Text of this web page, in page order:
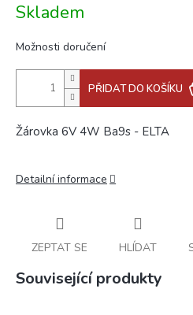
cena:
Skladem
Možnosti doručení
PŘIDAT DO KOŠÍKU
Žárovka 6V 4W Ba9s - ELTA
Detailní informace
ZEPTAT SE HLÍDAT
Související produkty